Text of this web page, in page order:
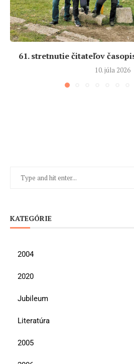
61. stretnutie čitateľov
10. júla 2026
KATEGÓRIE
2004
2020
Jubileum
Literatúra
2005